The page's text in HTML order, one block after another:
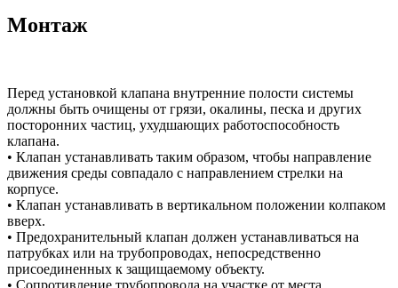
Монтаж
Перед установкой клапана внутренние полости системы
должны быть очищены от грязи, окалины, песка и других
посторонних частиц, ухудшающих работоспособность
клапана.
• Клапан устанавливать таким образом, чтобы направление
движения среды совпадало с направлением стрелки на
корпусе.
• Клапан устанавливать в вертикальном положении колпаком
вверх.
• Предохранительный клапан должен устанавливаться на
патрубках или на трубопроводах, непосредственно
присоединенных к защищаемому объекту.